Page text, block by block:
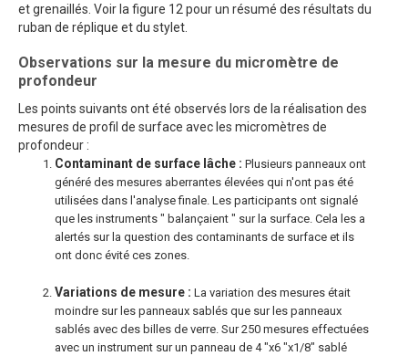
et grenaillés. Voir la figure 12 pour un résumé des résultats du
ruban de réplique et du stylet.
Observations sur la mesure du micromètre de
profondeur
Les points suivants ont été observés lors de la réalisation des
mesures de profil de surface avec les micromètres de
profondeur :
Contaminant de surface lâche : Plusieurs panneaux ont
généré des mesures aberrantes élevées qui n'ont pas été
utilisées dans l'analyse finale. Les participants ont signalé
que les instruments " balançaient " sur la surface. Cela les a
alertés sur la question des contaminants de surface et ils
ont donc évité ces zones.
Variations de mesure : La variation des mesures était
moindre sur les panneaux sablés que sur les panneaux
sablés avec des billes de verre. Sur 250 mesures effectuées
avec un instrument sur un panneau de 4 "x6 "x1/8" sablé